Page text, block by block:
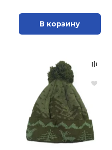
В корзину